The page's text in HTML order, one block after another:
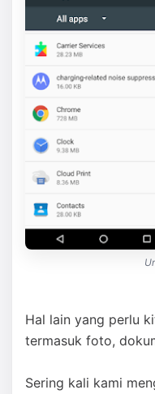
Hal lain yang perlu
termasuk foto,
Sering kali kami